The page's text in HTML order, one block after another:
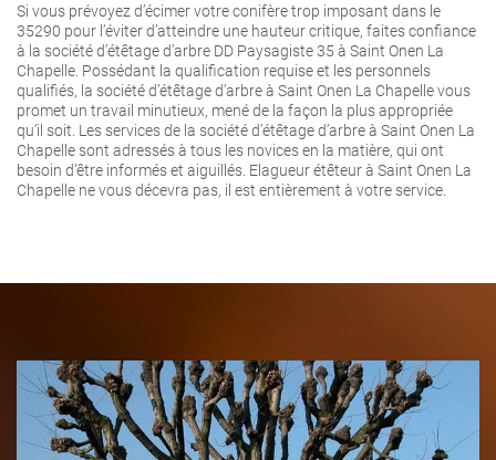
Si vous prévoyez d’écimer votre conifère trop imposant dans le
35290 pour l’éviter d’atteindre une hauteur critique, faites confiance
à la société d’étêtage d’arbre DD Paysagiste 35 à Saint Onen La
Chapelle. Possédant la qualification requise et les personnels
qualifiés, la société d’étêtage d’arbre à Saint Onen La Chapelle vous
promet un travail minutieux, mené de la façon la plus appropriée
qu’il soit. Les services de la société d’étêtage d’arbre à Saint Onen La
Chapelle sont adressés à tous les novices en la matière, qui ont
besoin d’être informés et aiguillés. Elagueur étêteur à Saint Onen La
Chapelle ne vous décevra pas, il est entièrement à votre service.